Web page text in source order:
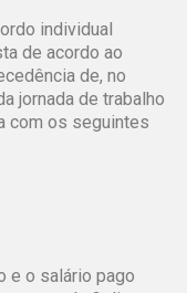
individual
de acordo ao
de, no
jornada de trabalho
com os seguintes
e o salário pago